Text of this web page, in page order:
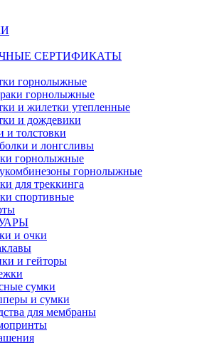
СЕРТИФИКАТЫ
горнолыжные
горнолыжные
и жилетки утепленные
и дождевики
и толстовки
и лонгсливы
горнолыжные
горнолыжные
для треккинга
спортивные
и очки
и гейторы
сумки
и сумки
для мембраны